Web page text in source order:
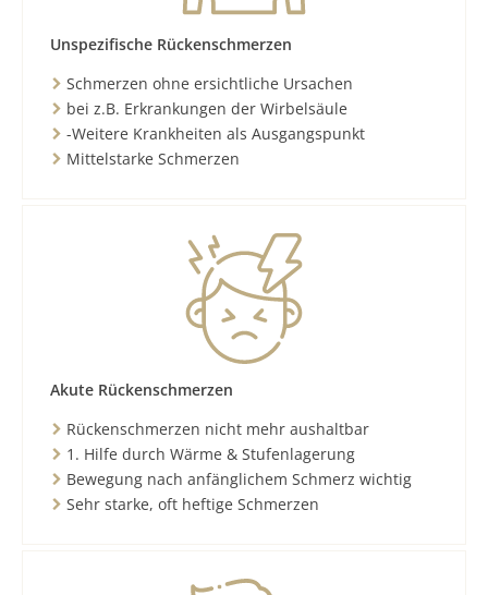
Unspezifische Rückenschmerzen
Schmerzen ohne ersichtliche Ursachen
bei z.B. Erkrankungen der Wirbelsäule
-Weitere Krankheiten als Ausgangspunkt
Mittelstarke Schmerzen
Akute Rückenschmerzen
Rückenschmerzen nicht mehr aushaltbar
1. Hilfe durch Wärme & Stufenlagerung
Bewegung nach anfänglichem Schmerz wichtig
Sehr starke, oft heftige Schmerzen